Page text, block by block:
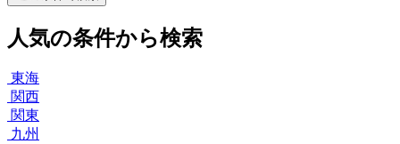
人気の条件から検索
東海
関西
関東
九州